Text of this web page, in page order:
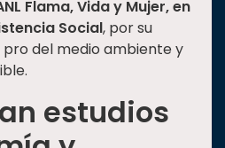
Flama, Vida y Mujer, en
Social, por su
del medio ambiente y
estudios